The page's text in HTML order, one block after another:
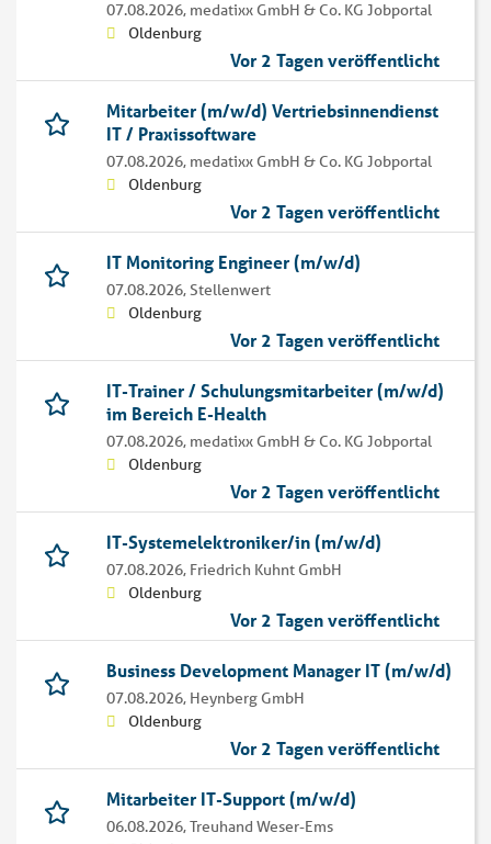
07.08.2026, medatixx GmbH & Co. KG Jobportal
Oldenburg
Vor 2 Tagen veröffentlicht
Mitarbeiter (m/w/d) Vertriebsinnendienst
IT / Praxissoftware
07.08.2026, medatixx GmbH & Co. KG Jobportal
Oldenburg
Vor 2 Tagen veröffentlicht
IT Monitoring Engineer (m/w/d)
07.08.2026,Stellenwert
Oldenburg
Vor 2 Tagen veröffentlicht
IT-Trainer / Schulungsmitarbeiter (m/w/d)
im Bereich E-Health
07.08.2026, medatixx GmbH & Co. KG Jobportal
Oldenburg
Vor 2 Tagen veröffentlicht
IT-Systemelektroniker/in (m/w/d)
07.08.2026, Friedrich Kuhnt GmbH
Oldenburg
Vor 2 Tagen veröffentlicht
Business Development Manager IT (m/w/d)
07.08.2026, Heynberg GmbH
Oldenburg
Vor 2 Tagen veröffentlicht
Mitarbeiter IT-Support (m/w/d)
06.08.2026,Treuhand Weser-Ems